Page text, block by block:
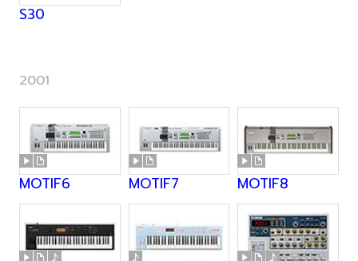
S30
2001
MOTIF6 MOTIF7 MOTIF8